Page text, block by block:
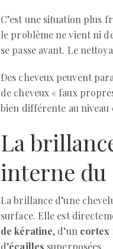
C’est une situation plus
le problème ne vient ni
se passe avant. Le
Des cheveux peuvent
de cheveux « faux
bien différente au
La
interne du
La brillance d’une
surface. Elle est
de kératine, d’un cortex